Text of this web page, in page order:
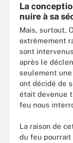
La
nuire à sa
Mais, surtout,
extrêmement
sont
après le
seulement
ont décidé de
était devenue
feu nous
La raison de
du feu pourrait